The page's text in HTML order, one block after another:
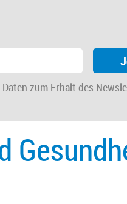
zum Erhalt des